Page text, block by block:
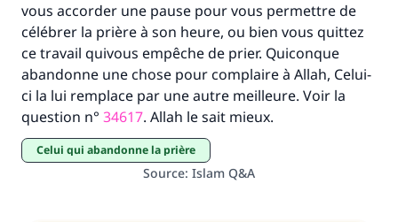
vous accorder une pause pour vous permettre de
célébrer la prière à son heure, ou bien vous quittez
ce travail quivous empêche de prier. Quiconque
abandonne une chose pour complaire à Allah, Celui-
ci la lui remplace par une autre meilleure. Voir la
question n° 34617. Allah le sait mieux.
Celui qui abandonne la prière
Source: Islam Q&A
Soutenez IslamQA